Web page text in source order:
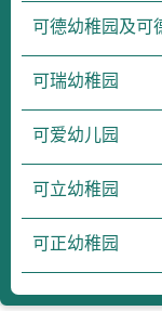
可德幼稚园及可
可瑞幼稚园
可爱幼儿园
可立幼稚园
可正幼稚园